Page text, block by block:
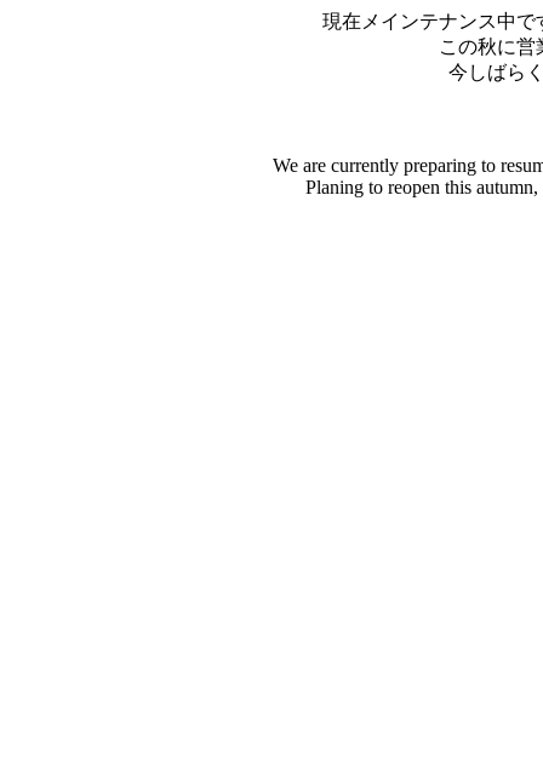
現在メインテナンス中
この秋に営
今しばら
We are currently preparing to
Planing to reopen this